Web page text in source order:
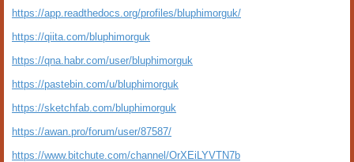
https://app.readthedocs.org/profiles/bluphimorguk/
https://qiita.com/bluphimorguk
https://qna.habr.com/user/bluphimorguk
https://pastebin.com/u/bluphimorguk
https://sketchfab.com/bluphimorguk
https://awan.pro/forum/user/87587/
https://www.bitchute.com/channel/OrXEiLYVTN7b